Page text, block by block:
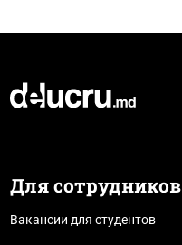
Для сотрудников
Вакансии для студентов